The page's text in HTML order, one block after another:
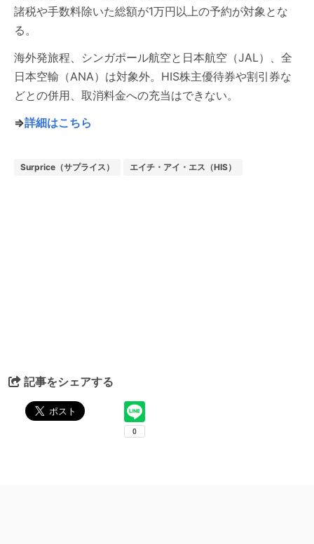
諸税や手数料除いた総額が1万円以上の予約が対象とな
る。
海外発旅程、シンガポール航空と日本航空（JAL）、全
日本空輸（ANA）は対象外。HIS株主優待券や割引券な
どとの併用、取消料金への充当はできない。
⇒詳細はこちら
Surprice（サプライス） エイチ・アイ・エス（HIS）
記事をシェアする